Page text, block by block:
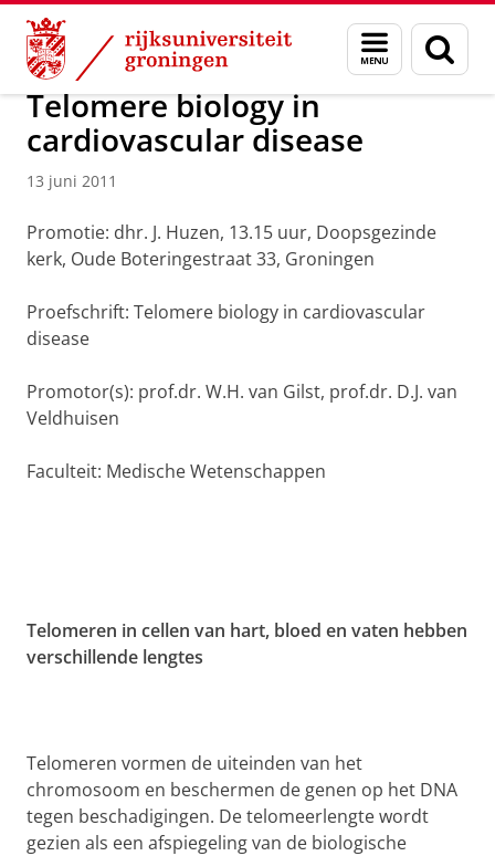
Skip
Content
Skip
Navigation
Menu
en
zoeken
Over ons Actueel Nieuws Nieuwsberichten
Telomere biology in
cardiovascular disease
13 juni 2011
Promotie: dhr. J. Huzen, 13.15 uur, Doopsgezinde
kerk, Oude Boteringestraat 33, Groningen
Proefschrift: Telomere biology in cardiovascular
disease
Promotor(s): prof.dr. W.H. van Gilst, prof.dr. D.J. van
Veldhuisen
Faculteit: Medische Wetenschappen
Telomeren in cellen van hart, bloed en vaten hebben
verschillende lengtes
Telomeren vormen de uiteinden van het
chromosoom en beschermen de genen op het DNA
tegen beschadigingen. De telomeerlengte wordt
gezien als een afspiegeling van de biologische